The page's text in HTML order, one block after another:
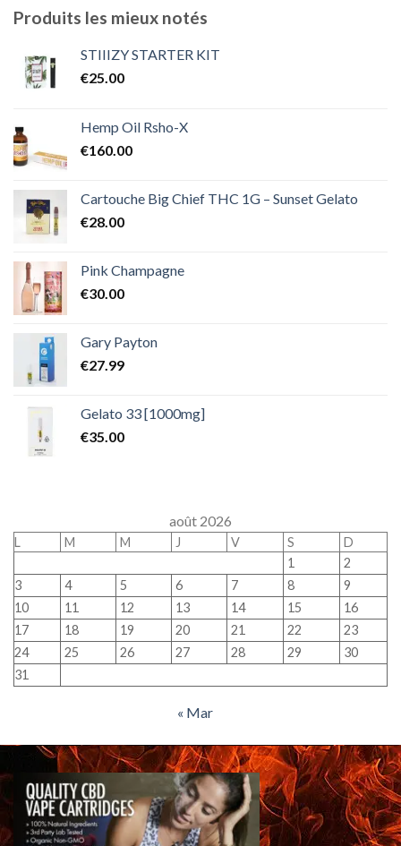
€2,000.00
Produits les mieux notés
STIIIZY STARTER KIT
€25.00
Hemp Oil Rsho-X
€160.00
Cartouche Big Chief THC 1G – Sunset Gelato
€28.00
Pink Champagne
€30.00
Gary Payton
€27.99
Gelato 33 [1000mg]
€35.00
août 2026
L M M J V S
D
1
2
3
4 5 6 7 8
9
10
11 12 13 14 15
16
17
18 19 20 21 22
23
24
25 26 27 28 29
30
31
« Mar